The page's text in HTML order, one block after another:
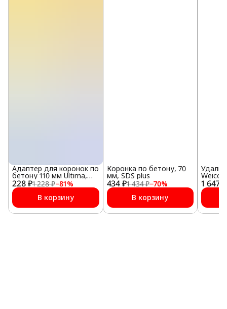
228 ₽1 228 ₽−81%
Адаптер для коронок по
бетону 110 мм Ultima,
SDS plus
В корзину
434 ₽1 434 ₽−70%
Коронка по бетону, 70
мм, SDS plus
В корзину
1 647 ₽